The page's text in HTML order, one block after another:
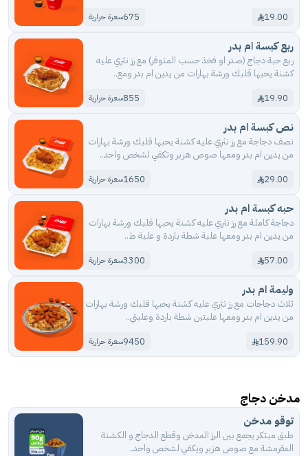
19.00
675سعرة حرارية
ربع كبسة ام بدر
ربع حبة دجاج (صدر او فخذ حسب المتوفر) مع رز نثري عليه
كشنة يحبها قلبك ورشة بهارات من يدين ام بدر ومع..
19.90
855سعرة حرارية
نص كبسة ام بدر
نصف دجاجة مع رز نثري عليه كشنة يحبها قلبك ورشة بهارات
من يدين ام بدر ومعها صوص هزبر وتكفي لشخص واحد..
29.00
1650سعرة حرارية
حبه كبسة ام بدر
دجاجة كاملة مع رز نثري عليه كشنة يحبها قلبك ورشة بهارات
من يدين ام بدر ومعها علبة شطة باردة و علبة ط..
57.00
3300سعرة حرارية
وليمة ام بدر
ثلاث دجاجات مع رز نثري عليه كشنة يحبها قلبك ورشة بهارات
من يدين ام بدر ومعها علبتين شطة باردة وعلبتي..
159.90
9450سعرة حرارية
مدخن دجاج
توقو مدخن
طبق مبتكر يجمع بين الرز المدخن وقطع الدجاج و الكشنة
المقرمشة مع صوص هزبر ويكفي لشخص واحد..